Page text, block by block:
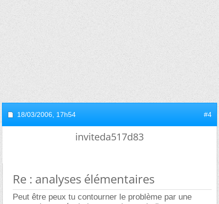
18/03/2006, 17h54 #4
inviteda517d83
Re : analyses élémentaires
Peut être peux tu contourner le problème par une